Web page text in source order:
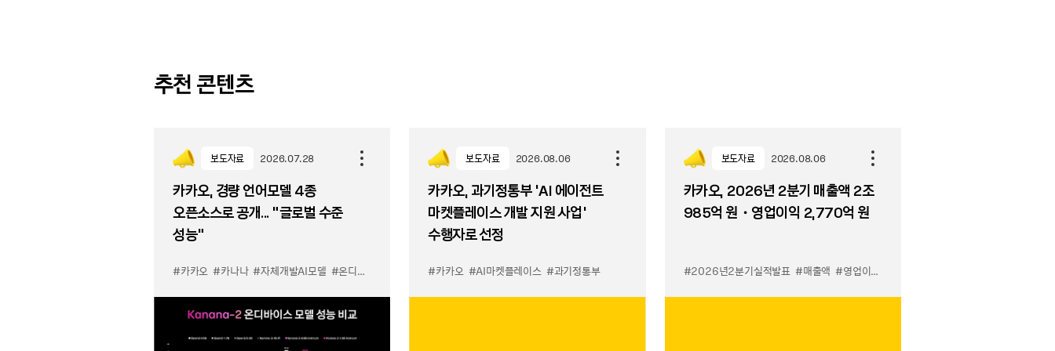
추천 콘텐츠
보도자료 2026.07.28
카카오, 경량 언어모델 4종
오픈소스로 공개... “글로벌 수준
성능”
#카카오 #카나나 #자체개발AI모델 #온디바이스
보도자료 2026.08.06
카카오, 과기정통부 ‘AI 에이전트
마켓플레이스 개발 지원 사업’
수행자로 선정
#카카오 #AI마켓플레이스 #과기정통부
보도자료 2026.08.06
카카오, 2026년 2분기 매출액 2조
985억 원・영업이익 2,770억 원
#2026년2분기실적발표 #매출액 #영업이익